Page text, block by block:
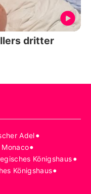
dritter
Adel•
•
Königshaus•
Königshaus•